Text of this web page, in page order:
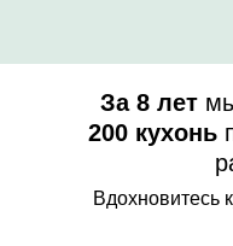
За 8 летмы
200 кухонь
Вдохновитесь